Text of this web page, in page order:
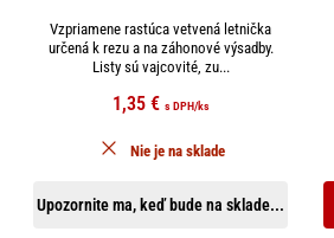
Vzpriamene rastúca vetvená letnička
určená k rezu a na záhonové výsadby.
Listy sú vajcovité, zu...
1,35 € s DPH/ks
Upozornite ma, keď bude na sklade...
Nie je na sklade